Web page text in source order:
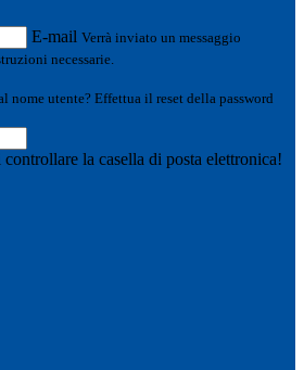
E-mail Verrà inviato un messaggio
necessarie.
nome utente? Effettua il reset della password
la casella di posta elettronica!